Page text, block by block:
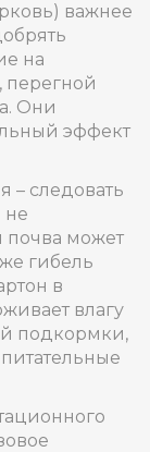
важнее
на
перегной
Они
эффект
– следовать
не
почва может
гибель
в
влагу
подкормки,